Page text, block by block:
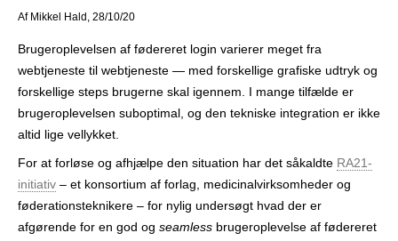
r
h
e
r
Af Mikkel Hald , 28/10/20
Brugeroplevelsen af fødereret login varierer meget fra
webtjeneste til webtjeneste — med forskellige grafiske udtryk og
forskellige steps brugerne skal igennem. I mange tilfælde er
brugeroplevelsen suboptimal, og den tekniske integration er ikke
altid lige vellykket.
For at forløse og afhjælpe den situation har det såkaldte RA21-
initiativ – et konsortium af forlag, medicinalvirksomheder og
føderationsteknikere – for nylig undersøgt hvad der er
afgørende for en god og seamless brugeroplevelse af fødereret